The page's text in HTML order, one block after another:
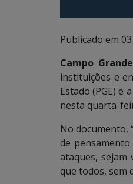
Publicado em
Campo
instituições e
Estado (PGE) e
nesta quarta-
No documento,
de
ataques,
que todos, sem